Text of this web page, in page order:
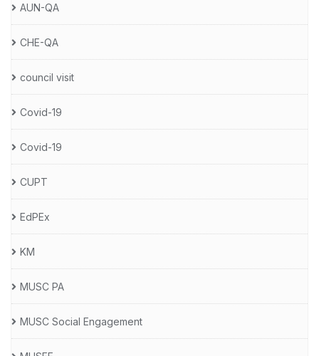
AUN-QA
CHE-QA
council visit
Covid-19
Covid-19
CUPT
EdPEx
KM
MUSC PA
MUSC Social Engagement